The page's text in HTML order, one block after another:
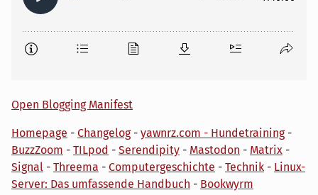
Open Blogging Manifest
Homepage - Changelog- yawnrz.com - Hundetraining-
BuzzZoom - TILpod - Serendipity - Mastodon - Matrix -
Signal - Threema - Computergeschichte - Technik - Linux-
Server: Das umfassende Handbuch - Bookwyrm